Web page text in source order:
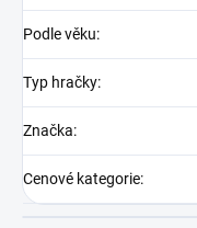
Podle věku:
Typ hračky:
Značka:
Cenové kategorie: